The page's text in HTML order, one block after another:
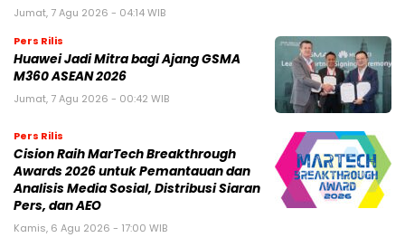
Jumat, 7 Agu 2026 - 04:14 WIB
Pers Rilis
Huawei Jadi Mitra bagi Ajang GSMA
M360 ASEAN 2026
Jumat, 7 Agu 2026 - 00:42 WIB
Pers Rilis
Cision Raih MarTech Breakthrough
Awards 2026 untuk Pemantauan dan
Analisis Media Sosial, Distribusi Siaran
Pers, dan AEO
Kamis, 6 Agu 2026 - 17:00 WIB